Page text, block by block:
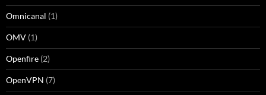
Omnicanal (1)
OMV (1)
Openfire (2)
OpenVPN (7)